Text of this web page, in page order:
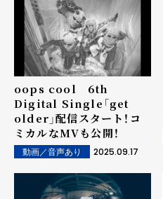
oops cool 6th
Digital Single「get
older」配信スタート！コ
ミカルなMVも公開！
動画／音声あり 2025.09.17